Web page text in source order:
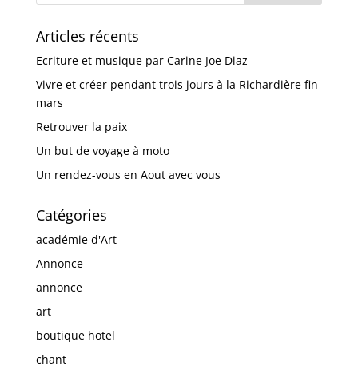
Articles récents
Ecriture et musique par Carine Joe Diaz
Vivre et créer pendant trois jours à la Richardière fin
mars
Retrouver la paix
Un but de voyage à moto
Un rendez-vous en Aout avec vous
Catégories
académie d'Art
Annonce
annonce
art
boutique hotel
chant